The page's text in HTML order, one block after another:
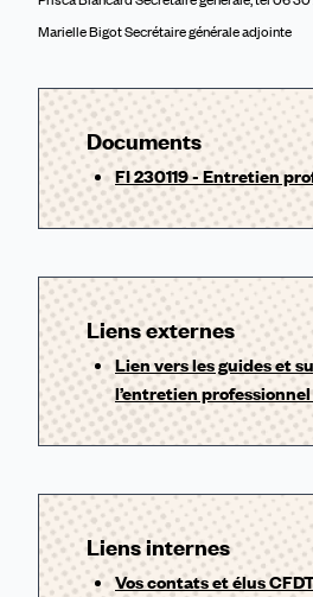
Marielle Bigot Secrétaire générale adjointe
Documents
FI 230119 - Entretien
Liens externes
Lien vers les guides et
l’entretien
Liens internes
Vos contats et élus